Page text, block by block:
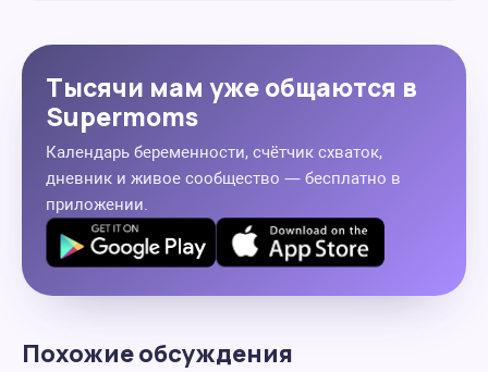
Тысячи мам уже общаются в
Supermoms
Календарь беременности, счётчик схваток,
дневник и живое сообщество — бесплатно в
приложении.
Похожие обсуждения